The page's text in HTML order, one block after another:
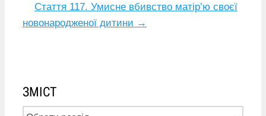
Стаття 117. Умисне вбивство матір’ю своєї
новонародженої дитини →
ЗМІСТ